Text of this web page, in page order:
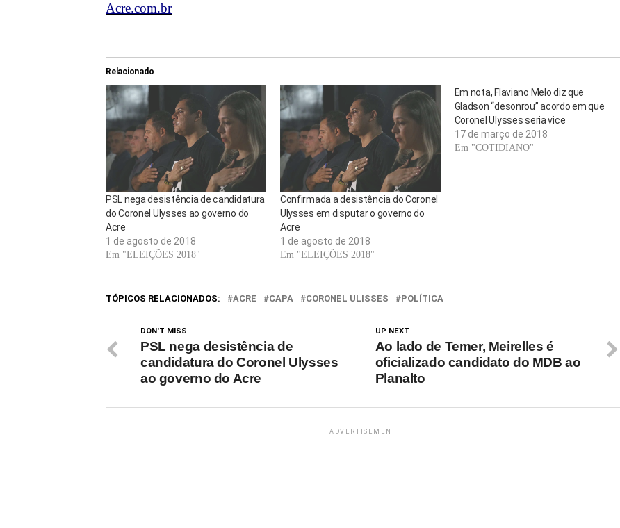
Acre.com.br
Relacionado
PSL nega desistência de candidatura
do Coronel Ulysses ao governo do
Acre
1 de agosto de 2018
Em "ELEIÇÕES 2018"
Confirmada a desistência do Coronel
Ulysses em disputar o governo do
Acre
1 de agosto de 2018
Em "ELEIÇÕES 2018"
Em nota, Flaviano Melo diz que
Gladson “desonrou” acordo em que
Coronel Ulysses seria vice
17 de março de 2018
Em "COTIDIANO"
TÓPICOS RELACIONADOS: ACRE CAPA CORONEL ULISSES POLÍTICA
UP NEXT
Ao lado de Temer, Meirelles é
oficializado candidato do MDB ao
Planalto
DON'T MISS
PSL nega desistência de
candidatura do Coronel Ulysses
ao governo do Acre
ADVERTISEMENT